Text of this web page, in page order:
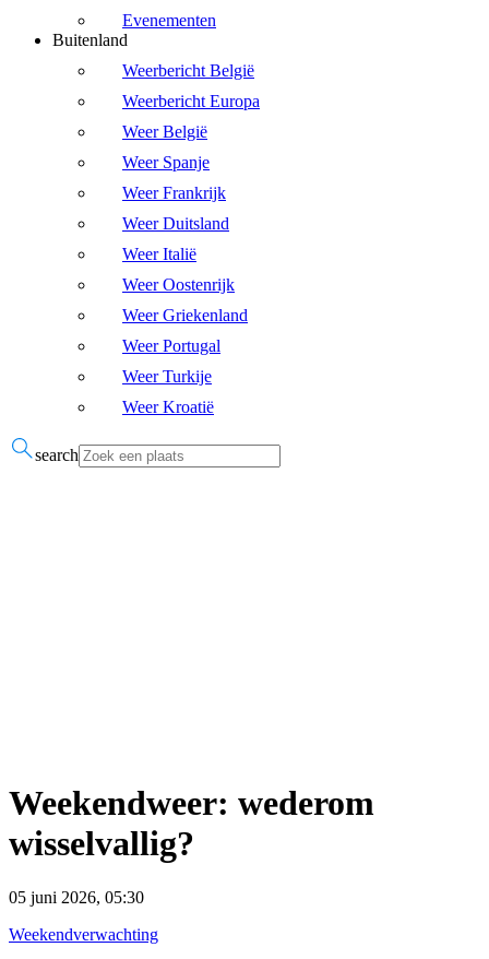
Evenementen
Buitenland
Weerbericht België
Weerbericht Europa
Weer België
Weer Spanje
Weer Frankrijk
Weer Duitsland
Weer Italië
Weer Oostenrijk
Weer Griekenland
Weer Portugal
Weer Turkije
Weer Kroatië
search
Weekendweer: wederom
wisselvallig?
05 juni 2026, 05:30
Weekendverwachting